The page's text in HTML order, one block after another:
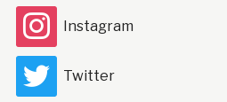
Instagram
Twitter